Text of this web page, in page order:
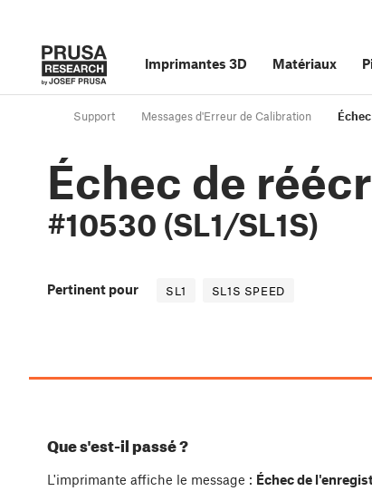
Imprimantes 3D Matériaux
Support Messages d'Erreur de Calibration
Échec de
#10530 (SL1/SL1S)
Pertinent pour SL1 SL1S SPEED
Que s'est-il passé ?
L'imprimante affiche le message : Échec de